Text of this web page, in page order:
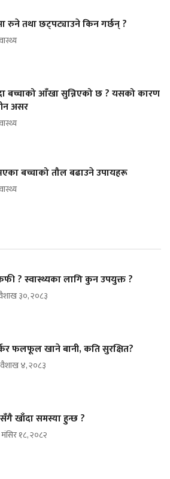
रुने तथा छट्पट्याउने किन गर्छन् ?
बच्चाको आँखा सुन्निएको छ ? यसको कारण
असर
बच्चाको तौल बढाउने उपायहरू
? स्वास्थ्यका लागि कुन उपयुक्त ?
३०, २०८३
फलफूल खाने बानी, कति सुरक्षित?
वैशाख ४, २०८३
खाँदा समस्या हुन्छ ?
मंसिर १८, २०८२